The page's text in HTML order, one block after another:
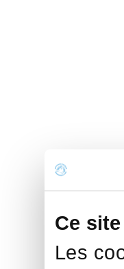
Ce
Les